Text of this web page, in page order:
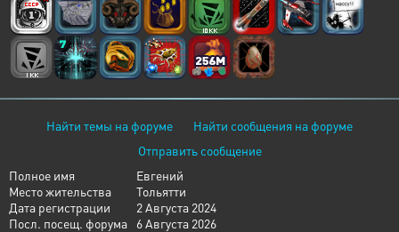
Найти темы на форуме
Найти сообщения на форуме
Отправить сообщение
Полное имя
Евгений
Место жительства
Тольятти
Дата регистрации
2 Августа 2024
Посл. посещ. форума
6 Августа 2026